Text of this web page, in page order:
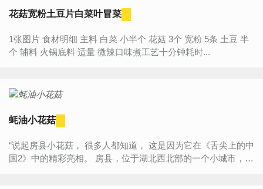
花菇宽粉土豆片白菜叶冒菜
1张图片 食材明细 主料 白菜 小半个 花菇 3个 宽粉 5条 土豆 半
个 辅料 火锅底料 适量 微辣口味煮工艺十分钟耗时...
蚝油小花菇
“说起房县小花菇， 很多人都知道， 这是因为它在《舌尖上的中
国2》中的精彩亮相。 房县，位于湖北西北部的一个小城市，而